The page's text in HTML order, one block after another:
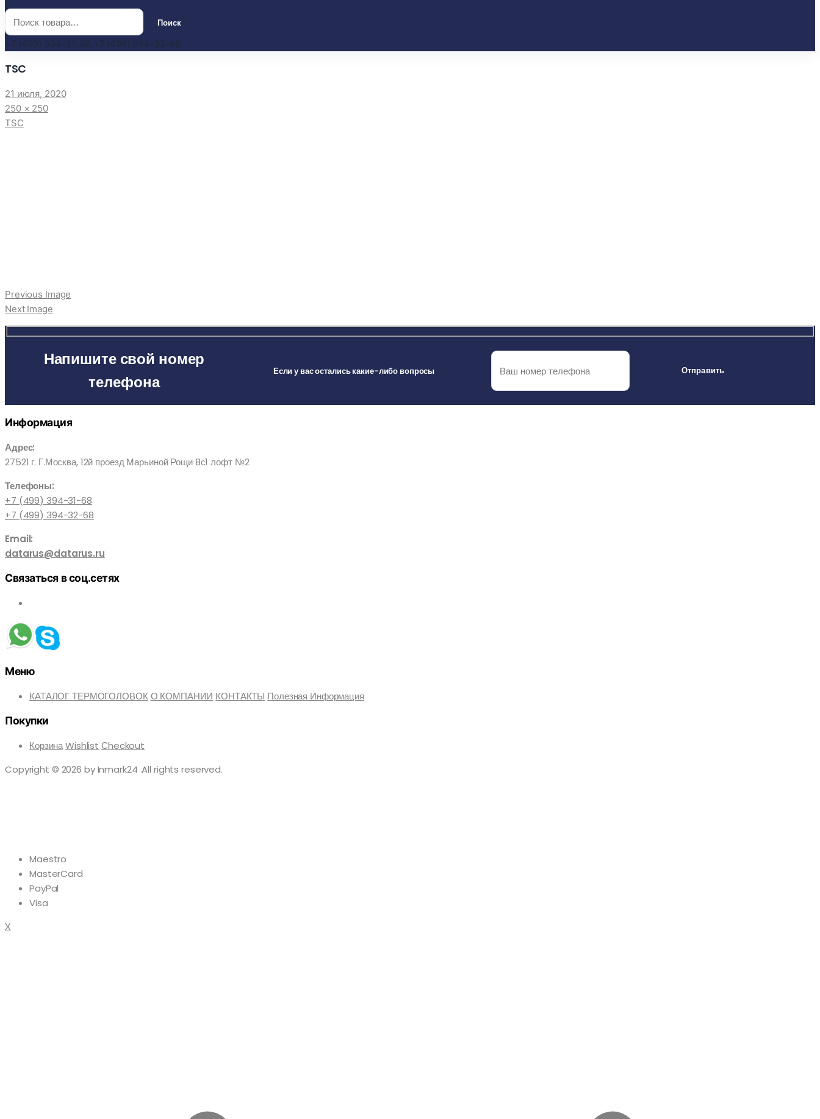
+7 (499) 394-31-68, +7 (499) 394-32-68
TSC
21 июля, 2020
250 × 250
TSC
Previous Image
Next Image
Напишите свой номер
телефона
Если у вас остались какие-либо вопросы
Информация
Адрес:
27521 г. Г.Москва, 12й проезд Марьиной Рощи 8с1 лофт №2
Телефоны:
+7 (499) 394-31-68
+7 (499) 394-32-68
Email:
datarus@datarus.ru
Связаться в соц.сетях
Меню
КАТАЛОГ ТЕРМОГОЛОВОК О КОМПАНИИ КОНТАКТЫ Полезная Информация
Покупки
КорзинаWishlist Сheckout
Copyright © 2026 by Inmark24 .All rights reserved.
Maestro
MasterCard
PayPal
Visa
X